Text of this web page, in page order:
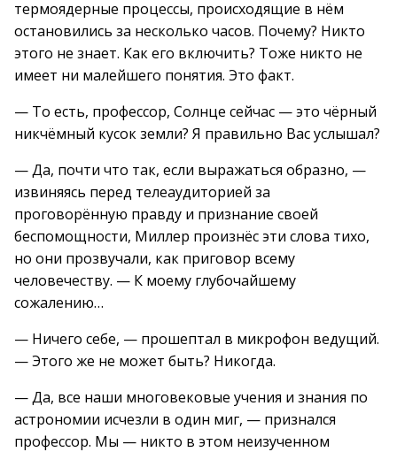
термоядерные процессы, происходящие в нём
остановились за несколько часов. Почему? Никто
этого не знает. Как его включить? Тоже никто не
имеет ни малейшего понятия. Это факт.
— То есть, профессор, Солнце сейчас — это чёрный
никчёмный кусок земли? Я правильно Вас услышал?
— Да, почти что так, если выражаться образно, —
извиняясь перед телеаудиторией за
проговорённую правду и признание своей
беспомощности, Миллер произнёс эти слова тихо,
но они прозвучали, как приговор всему
человечеству. — К моему глубочайшему
сожалению…
— Ничего себе, — прошептал в микрофон ведущий.
— Этого же не может быть? Никогда.
— Да, все наши многовековые учения и знания по
астрономии исчезли в один миг, — признался
профессор. Мы — никто в этом неизученном